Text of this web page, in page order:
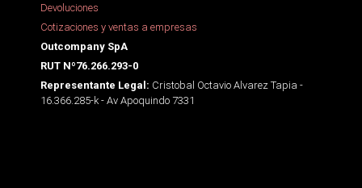
Devoluciones
Cotizaciones y ventas a empresas
Outcompany SpA
RUT Nº76.266.293-0
Representante Legal: Cristobal Octavio Alvarez Tapia -
16.366.285-k - Av Apoquindo 7331